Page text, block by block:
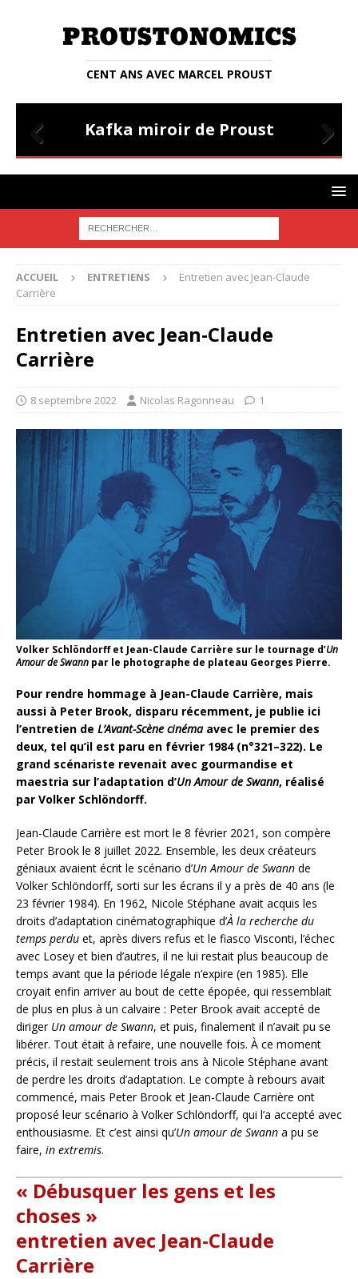
CENT ANS AVEC MARCEL PROUST
Entretien avec Judith Lyon-Caen
Prev
ious
Nex
t
ACCUEIL ENTRETIENS
Entretien avec Jean-Claude
Carrière
Entretien avec Jean-Claude
Carrière
8 septembre 2022 Nicolas Ragonneau 1
Volker Schlöndorff et Jean-Claude Carrière sur le tournage d’Un
Amour de Swann par le photographe de plateau Georges Pierre.
Pour rendre hommage à Jean-Claude Carrière, mais
aussi à Peter Brook, disparu récemment, je publie ici
l’entretien de L’Avant-Scène cinémaavec le premier des
deux, tel qu’il est paru en février 1984 (n°321–322). Le
grand scénariste revenait avec gourmandise et
maestria sur l’adaptation d’Un Amour de Swann, réalisé
par Volker Schlöndorff.
Jean-Claude Carrière est mort le 8 février 2021, son compère
Peter Brook le 8 juillet 2022. Ensemble, les deux créateurs
géniaux avaient écrit le scénario d’Un Amour de Swann de
Volker Schlöndorff, sorti sur les écrans il y a près de 40 ans (le
23 février 1984). En 1962, Nicole Stéphane avait acquis les
droits d’adaptation cinématographique d’À la recherche du
temps perdu et, après divers refus et le fiasco Visconti, l’échec
avec Losey et bien d’autres, il ne lui restait plus beaucoup de
temps avant que la période légale n’expire (en 1985). Elle
croyait enfin arriver au bout de cette épopée, qui ressemblait
de plus en plus à un calvaire : Peter Brook avait accepté de
diriger Un amour de Swann, et puis, finalement il n’avait pu se
libérer. Tout était à refaire, une nouvelle fois. À ce moment
précis, il restait seulement trois ans à Nicole Stéphane avant
de perdre les droits d’adaptation. Le compte à rebours avait
commencé, mais Peter Brook et Jean-Claude Carrière ont
proposé leur scénario à Volker Schlöndorff, qui l’a accepté avec
enthousiasme. Et c’est ainsi qu’Un amour de Swann a pu se
faire, in extremis.
« Débusquer les gens et les
choses »
entretien avec Jean-Claude
Carrière